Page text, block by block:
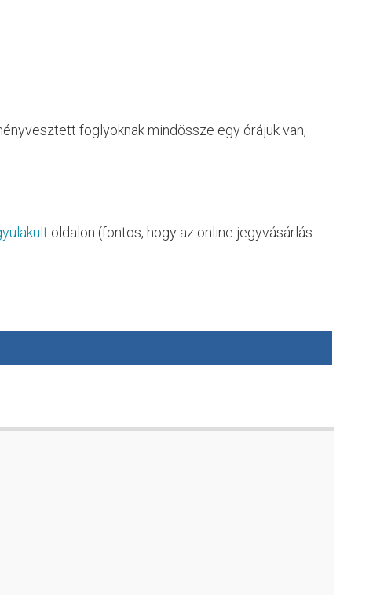
foglyoknak mindössze egy órájuk van,
oldalon (fontos, hogy az online jegyvásárlás